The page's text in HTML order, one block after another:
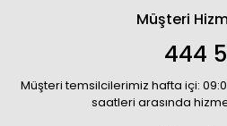
Müşteri
444
Müşteri temsilcilerimiz hafta içi:
saatleri arasında